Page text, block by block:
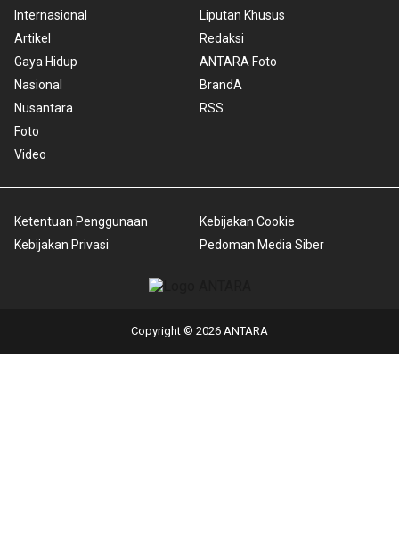
Internasional
Artikel
Gaya Hidup
Nasional
Nusantara
Foto
Video
Liputan Khusus
Redaksi
ANTARA Foto
BrandA
RSS
Ketentuan Penggunaan
Kebijakan Privasi
Kebijakan Cookie
Pedoman Media Siber
Copyright © 2026 ANTARA